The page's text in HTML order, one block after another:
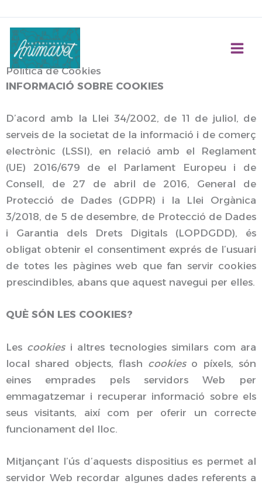
contenido
Política de Cookies
INFORMACIÓ SOBRE COOKIES
D’acord amb la Llei 34/2002, de 11 de juliol, de
serveis de la societat de la informació i de comerç
electrònic (LSSI), en relació amb el Reglament
(UE) 2016/679 de el Parlament Europeu i de
Consell, de 27 de abril de 2016, General de
Protecció de Dades (GDPR) i la Llei Orgànica
3/2018, de 5 de desembre, de Protecció de Dades
i Garantia dels Drets Digitals (LOPDGDD), és
obligat obtenir el consentiment exprés de l’usuari
de totes les pàgines web que fan servir cookies
prescindibles, abans que aquest navegui per elles.
QUÈ SÓN LES COOKIES?
Les cookies i altres tecnologies similars com ara
local shared objects, flash cookieso píxels, són
eines emprades pels servidors Web per
emmagatzemar i recuperar informació sobre els
seus visitants, així com per oferir un correcte
funcionament del lloc.
Mitjançant l’ús d’aquests dispositius es permet al
servidor Web recordar algunes dades referents a